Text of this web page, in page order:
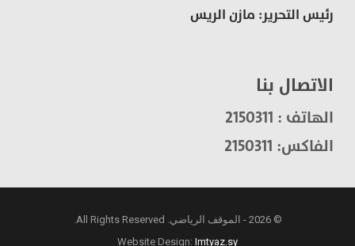
رئيس التحرير: مازن الريس
الاتصال بنا
الهاتف : 2150311
الفاكس: 2150311
© 2026 - الموقف الرياضي. All Rights Reserved.
Website Design:Imtyaz.sy